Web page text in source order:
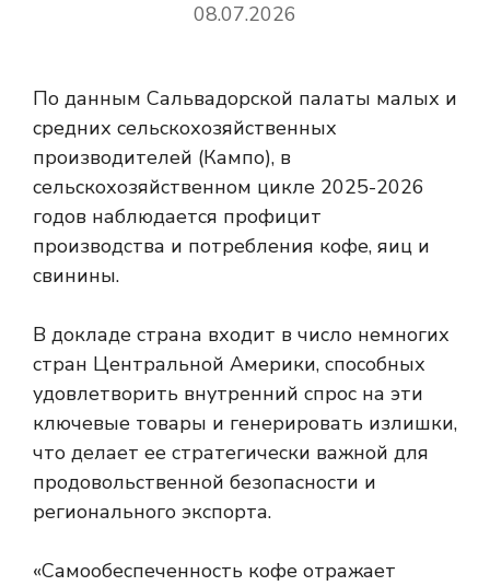
08.07.2026
По данным Сальвадорской палаты малых и
средних сельскохозяйственных
производителей (Кампо), в
сельскохозяйственном цикле 2025-2026
годов наблюдается профицит
производства и потребления кофе, яиц и
свинины.
В докладе страна входит в число немногих
стран Центральной Америки, способных
удовлетворить внутренний спрос на эти
ключевые товары и генерировать излишки,
что делает ее стратегически важной для
продовольственной безопасности и
регионального экспорта.
«Самообеспеченность кофе отражает